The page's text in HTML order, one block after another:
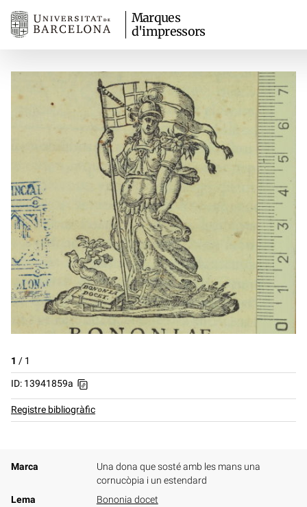
Marques
d'impressors
1 / 1
ID: 13941859a
Registre bibliogràfic
Marca
Una dona que sosté amb les mans una
cornucòpia i un estendard
Lema
Bononia docet